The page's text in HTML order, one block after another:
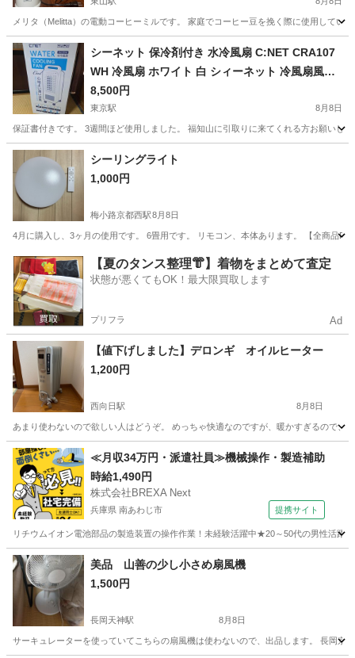
メリタ（Melitta）の電動コーヒーミルです。 家庭でコーヒー豆を挽く際に使用して
京都 京都市 東山駅 キッチン家電
シーネット 保冷剤付き 水冷風扇 C:NET CRA107
WH 冷風扇 ホワイト 白 シィーネット 冷風扇風機
リモコン式冷風扇 リモコン付き 扇風機 タイマー
冷風 扇風器 冷却ファン 涼風扇 夏 暑さ対策 冷風機
水冷扇風機 水冷ファン
8,500円
東京駅 8月8日
保証書付きです。 3週間ほど使用しました。 福知山に引取りに来てくれる方お願いし
京都 福知山市 東京駅 季節、空調家電
シーリングライト
1,000円
梅小路京都西駅8月8日
4月に購入し、3ヶ月の使用です。 6畳用です。 リモコン、本体あります。 【全商品
京都 京都市 梅小路京都西駅 家電 シーリングライト
【夏のタンス整理👘】着物をまとめて査定
状態が悪くてもOK！最大限買取します
プリフラ Ad
【値下げしました】デロンギ オイルヒーター
1,200円
西向日駅 8月8日
あまり使わないので欲しい人はどうぞ。 めっちゃ快適なのですが、暖かすぎるので
京都 長岡京市 西向日駅 季節、空調家電
≪月収34万円・派遣社員≫機械操作・製造補助
時給1,490円
株式会社BREXA Next
兵庫県 南あわじ市 提携サイト
リチウムイオン電池部品の製造装置の操作作業！未経験活躍中★20～50代の男性活
兵庫 南あわじ市 その他
美品 山善の少し小さめ扇風機
1,500円
長岡天神駅 8月8日
サーキュレーターを使っていてこちらの扇風機は使わないので、出品します。 長岡京